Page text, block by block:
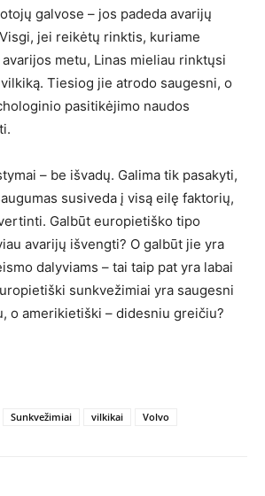
galvose – jos padeda avarijų
jei reikėtų rinktis, kuriame
metu, Linas mieliau rinktųsi
Tiesiog jie atrodo saugesni, o
pasitikėjimo naudos
– be išvadų. Galima tik pasakyti,
susiveda į visą eilę faktorių,
Galbūt europietiško tipo
avarijų išvengti? O galbūt jie yra
dalyviams – tai taip pat yra labai
sunkvežimiai yra saugesni
o amerikietiški – didesniu greičiu?
Sunkvežimiai vilkikai Volvo